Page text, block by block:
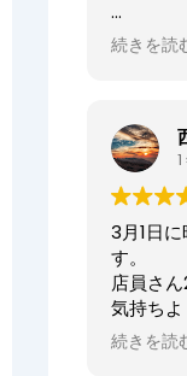
店内も
でござい
ませ。
オーナ
HIDE-G
正美堂時
この度は
せいた
ます。
また、嬉
とうご
何度も来
ませんで
続きを読
3月1日
す。
店員さ
気持ち
ありがと
続きを読